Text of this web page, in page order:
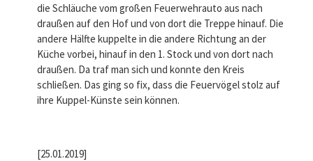
die Schläuche vom großen Feuerwehrauto aus nach
draußen auf den Hof und von dort die Treppe hinauf. Die
andere Hälfte kuppelte in die andere Richtung an der
Küche vorbei, hinauf in den 1. Stock und von dort nach
draußen. Da traf man sich und konnte den Kreis
schließen. Das ging so fix, dass die Feuervögel stolz auf
ihre Kuppel-Künste sein können.
[25.01.2019]